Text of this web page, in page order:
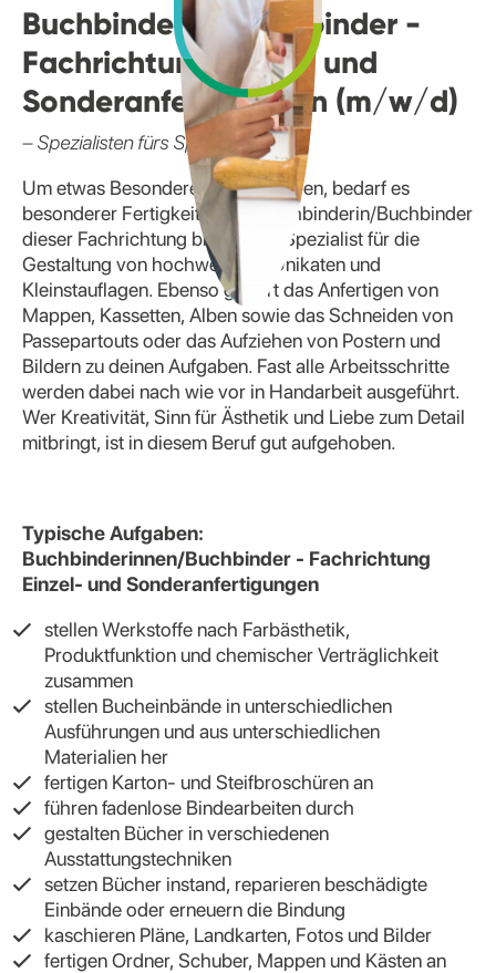
Buchbinderin/ Buchbinder -
Fachrichtung Einzel- und
Sonderanfertigungen (m/w/d)
– Spezialisten fürs Spezielle
Um etwas Besonderes zu erschaffen, bedarf es
besonderer Fertigkeiten. Als Buchbinderin/Buchbinder
dieser Fachrichtung bist du der Spezialist für die
Gestaltung von hochwertigen Unikaten und
Kleinstauflagen. Ebenso gehört das Anfertigen von
Mappen, Kassetten, Alben sowie das Schneiden von
Passepartouts oder das Aufziehen von Postern und
Bildern zu deinen Aufgaben. Fast alle Arbeitsschritte
werden dabei nach wie vor in Handarbeit ausgeführt.
Wer Kreativität, Sinn für Ästhetik und Liebe zum Detail
mitbringt, ist in diesem Beruf gut aufgehoben.
Typische Aufgaben:
Buchbinderinnen/Buchbinder - Fachrichtung
Einzel- und Sonderanfertigungen
stellen Werkstoffe nach Farbästhetik,
Produktfunktion und chemischer Verträglichkeit
zusammen
stellen Bucheinbände in unterschiedlichen
Ausführungen und aus unterschiedlichen
Materialien her
fertigen Karton- und Steifbroschüren an
führen fadenlose Bindearbeiten durch
gestalten Bücher in verschiedenen
Ausstattungstechniken
setzen Bücher instand, reparieren beschädigte
Einbände oder erneuern die Bindung
kaschieren Pläne, Landkarten, Fotos und Bilder
fertigen Ordner, Schuber, Mappen und Kästen an